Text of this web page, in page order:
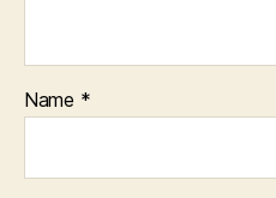
Name *